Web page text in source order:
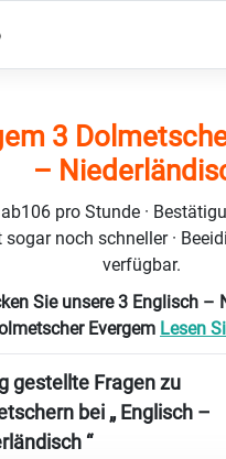
3
–
pro Stunde ·
sogar noch schneller ·
verfügbar.
Sie unsere 3 Englisch –
Evergem Lesen
gestellte Fragen zu
bei „ Englisch –
“